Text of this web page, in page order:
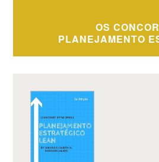
OS
PLANEJAMENTO